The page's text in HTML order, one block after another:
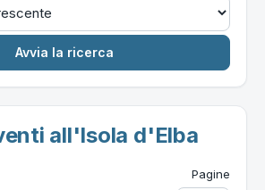
all'Isola d'Elba
Pagine